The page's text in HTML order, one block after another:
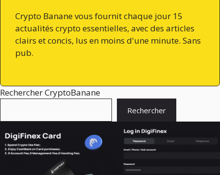
Crypto Banane vous fournit chaque jour 15
actualités crypto essentielles, avec des articles
clairs et concis, lus en moins d'une minute. Sans
pub.
Rechercher CryptoBanane
Rechercher